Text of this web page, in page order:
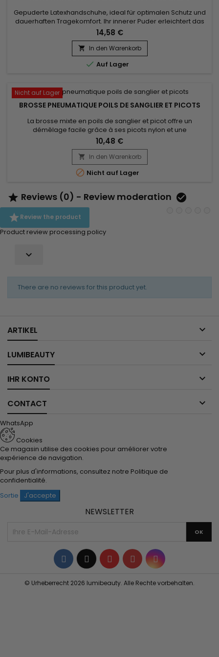
Gepuderte Latexhandschuhe, ideal für optimalen Schutz und
dauerhaften Tragekomfort. Ihr innerer Puder erleichtert das
Anziehen auch bei leicht feuchten Händen, während der
weiche Latex für ein ausgezeichnetes Tastgefühl sorgt -
perfekt für präzise Aufgaben. Diese Einmalhandschuhe
bieten eine wirksame Barriere gegen Verunreinigungen,
Keime und leichte...
14,58 €
 In den Warenkorb
 Auf Lager
Nicht auf Lager
BROSSE PNEUMATIQUE POILS DE SANGLIER ET PICOTS
La brosse mixte en poils de sanglier et picot offre un
démêlage facile grâce à ses picots nylon et une
brillance.&nbsp;Les poils de sanglier n'agressent pas car ils
renferment de la kératine comme nos cheveux et ont la
capacité d'absorber les impuretés et le gras.&nbsp;Doux
mais fermes, les poils facilitent le démêlage des cheveux
tout en massant...
10,48 €
 In den Warenkorb
 Nicht auf Lager
 Reviews (0) - Review moderation 
Review the product
Product review processing policy

There are no reviews for this product yet.
ARTIKEL 
LUMIBEAUTY 
IHR KONTO 
CONTACT 
WhatsApp
Cookies
Ce magasin utilise des cookies pour améliorer votre
expérience de navigation.
Pour plus d'informations, consultez notre Politique de
confidentialité.
Sortie
J'accepte
NEWSLETTER
Facebook
TwitterYouTubePinterestInstagram
© Urheberrecht 2026 lumibeauty. Alle Rechte vorbehalten.